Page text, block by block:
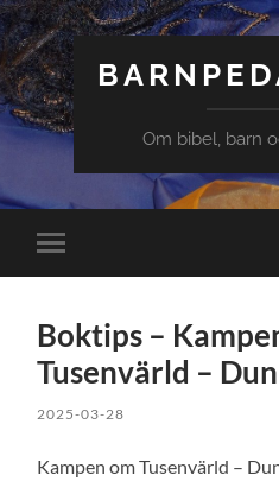
Om bibel, barn
på/av
Boktips –
Tusenvärld –
2025-03-28
Kampen om Tusenvärld –